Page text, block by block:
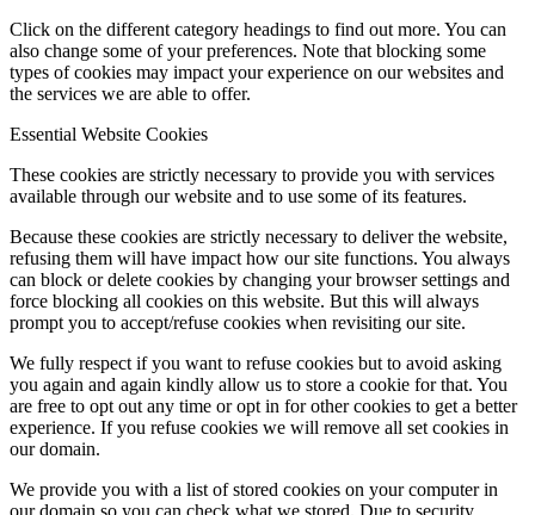
Click on the different category headings to find out more. You can
also change some of your preferences. Note that blocking some
types of cookies may impact your experience on our websites and
the services we are able to offer.
Essential Website Cookies
These cookies are strictly necessary to provide you with services
available through our website and to use some of its features.
Because these cookies are strictly necessary to deliver the website,
refusing them will have impact how our site functions. You always
can block or delete cookies by changing your browser settings and
force blocking all cookies on this website. But this will always
prompt you to accept/refuse cookies when revisiting our site.
We fully respect if you want to refuse cookies but to avoid asking
you again and again kindly allow us to store a cookie for that. You
are free to opt out any time or opt in for other cookies to get a better
experience. If you refuse cookies we will remove all set cookies in
our domain.
We provide you with a list of stored cookies on your computer in
our domain so you can check what we stored. Due to security